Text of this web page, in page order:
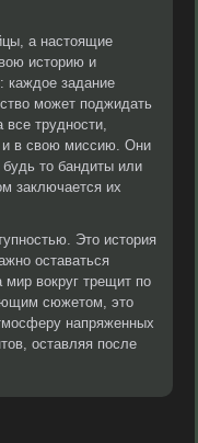
а настоящие
историю и
каждое задание
может поджидать
трудности,
и в свою миссию. Они
то бандиты или
заключается их
Это история
оставаться
вокруг трещит по
сюжетом, это
напряженных
оставляя после